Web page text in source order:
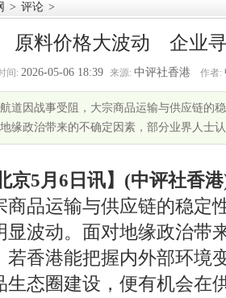
> 评论 >
原料价格大波动 企业
间: 2026-05-06 18:39 来源: 中评社香港 作者:
道因战事受阻，大宗商品运输与供应链的
缘政治带来的不确定因素，部分业界人士
京5月6日讯】(中评社香
商品运输与供应链的稳定
显波动。面对地缘政治带
若香港能把握内外部环境
生态圈建设，便有机会在